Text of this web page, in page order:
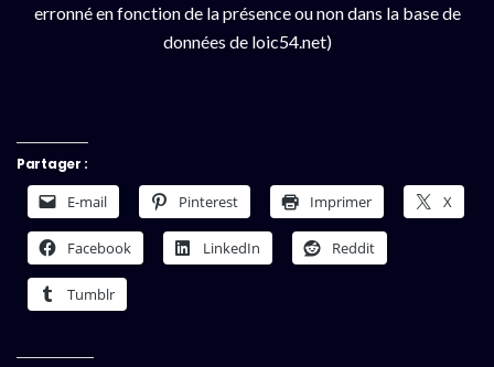
erronné en fonction de la présence ou non dans la base de
données de loic54.net)
Partager :
E-mail Pinterest Imprimer X
Facebook LinkedIn Reddit
Tumblr